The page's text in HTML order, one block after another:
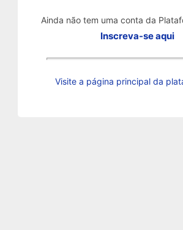
Ainda não tem uma conta da
Inscreva-se aqui
Visite a página principal da